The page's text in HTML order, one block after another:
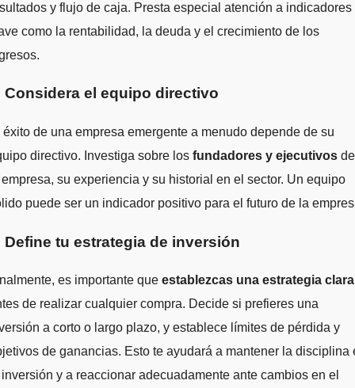
y flujo de caja. Presta especial atención a indicadores
como la rentabilidad, la deuda y el crecimiento de los
Considera el equipo directivo
éxito de una empresa emergente a menudo depende de su
directivo. Investiga sobre los fundadores y ejecutivos de
su experiencia y su historial en el sector. Un equipo
puede ser un indicador positivo para el futuro de la
Define tu estrategia de inversión
es importante que establezcas una estrategia clara
de realizar cualquier compra. Decide si prefieres una
a corto o largo plazo, y establece límites de pérdida y
de ganancias. Esto te ayudará a mantener la disciplina
y a reaccionar adecuadamente ante cambios en el